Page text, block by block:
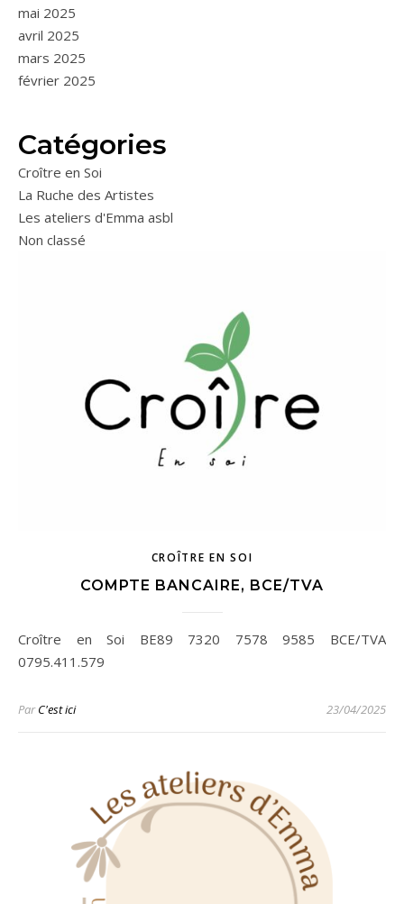
mai 2025
avril 2025
mars 2025
février 2025
Catégories
Croître en Soi
La Ruche des Artistes
Les ateliers d'Emma asbl
Non classé
CROÎTRE EN SOI
COMPTE BANCAIRE, BCE/TVA
Croître en Soi BE89 7320 7578 9585 BCE/TVA
0795.411.579
ParC'est ici 23/04/2025